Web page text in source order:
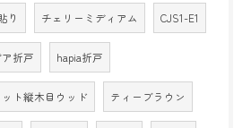
り チェリーミディアム CJS1-E1
折戸 hapia折戸
ット縦木目ウッド ティーブラウン